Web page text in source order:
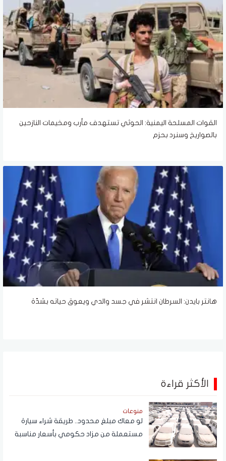
القوات المسلحة اليمنية: الحوثي تستهدف مأرب ومخيمات النازحين
بالصواريخ وسنرد بحزم
هانتر بايدن: السرطان انتشر في جسد والدي ويعوق حياته بشدّة
الأكثر قراءة
منوعات
لو معاك مبلغ محدود.. طريقة شراء سيارة
مستعملة من مزاد حكومي بأسعار مناسبة